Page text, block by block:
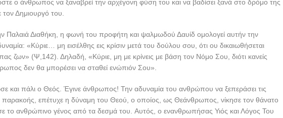
ο άνθρωπος να ξαναβρεί την αρχέγονη φύση του και να βαδίσει ξανά στο δρόμο της
Δημιουργό του.
Παλαιά Διαθήκη, η φωνή του προφήτη και ψαλμωδού Δαυίδ ομολογεί αυτήν την
«Κύριε… μη εισέλθης εις κρίσιν μετά του δούλου σου, ότι ου δικαιωθήσεται
ζων» (Ψ,142). Δηλαδή, «Κύριε, μη με κρίνεις με βάση τον Νόμο Σου, διότι κανείς
δεν θα μπορέσει να σταθεί ενώπιόν Σου».
και πάλι ο Θεός. Έγινε άνθρωπος! Την αδυναμία του ανθρώπου να ξεπεράσει τις
παρακοής, επέτυχε η δύναμη του Θεού, ο οποίος, ως Θεάνθρωπος, νίκησε τον θάνατο
το ανθρώπινο γένος από τα δεσμά του. Αυτός, ο ενανθρωπήσας Υιός και Λόγος Του